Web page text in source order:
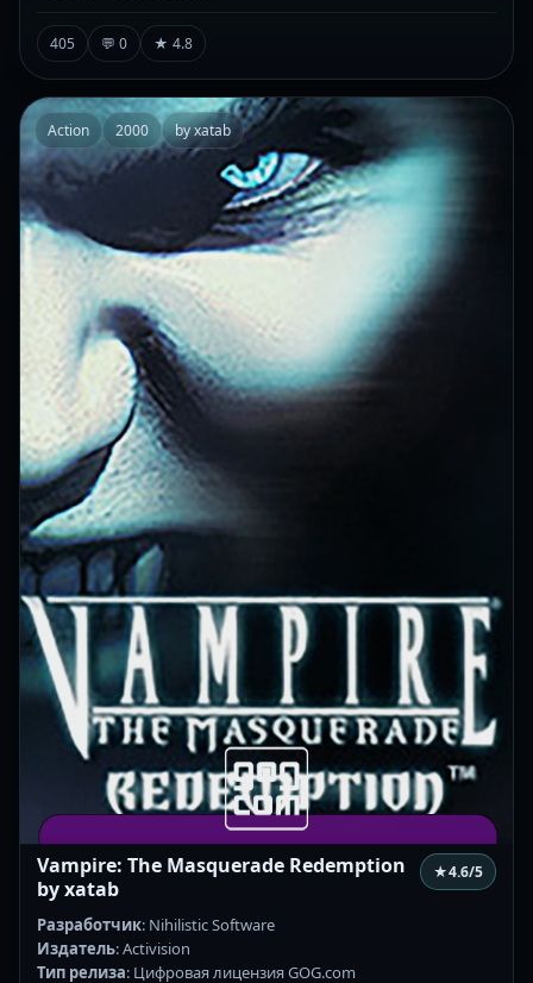
405 💬 0 ★ 4.8
Action 2000 by xatab
Vampire: The Masquerade Redemption
by xatab
★4.6/5
Разработчик: Nihilistic Software
Издатель: Activision
Тип релиза: Цифровая лицензия GOG.com